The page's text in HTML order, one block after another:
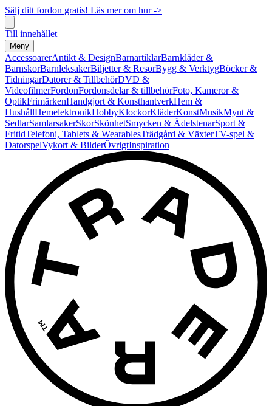
Sälj ditt fordon gratis! Läs mer om hur ->
Till innehållet
Meny
AccessoarerAntikt & DesignBarnartiklarBarnkläder &
BarnskorBarnleksakerBiljetter & ResorBygg & VerktygBöcker &
TidningarDatorer & TillbehörDVD &
VideofilmerFordonFordonsdelar & tillbehörFoto, Kameror &
OptikFrimärkenHandgjort & KonsthantverkHem &
HushållHemelektronikHobbyKlockorKläderKonstMusikMynt &
SedlarSamlarsakerSkorSkönhetSmycken & ÄdelstenarSport &
FritidTelefoni, Tablets & WearablesTrädgård & VäxterTV-spel &
DatorspelVykort & BilderÖvrigtInspiration